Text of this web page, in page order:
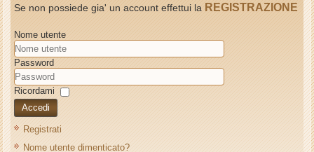
Se non possiede gia' un account effettui la REGISTRAZIONE
Nome utente
Password
Ricordami
Accedi
Registrati
Nome utente dimenticato?